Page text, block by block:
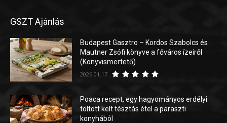
GSZT Ajánlás
Budapest Gasztro – Kordos Szabolcs és
Mautner Zsófi könyve a főváros ízeiről
(Könyvismertető)
2026.01.17.
Poaca recept, egy hagyományos erdélyi
töltött kelt tésztás étel a paraszti
konyhából